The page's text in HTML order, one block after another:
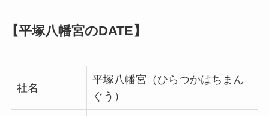
【平塚八幡宮のDATE】
社名
平塚八幡宮（ひらつかはちまん
ぐう）